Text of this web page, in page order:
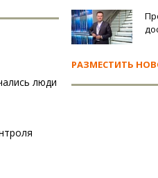
люди
РАЗМЕСТИТЬ